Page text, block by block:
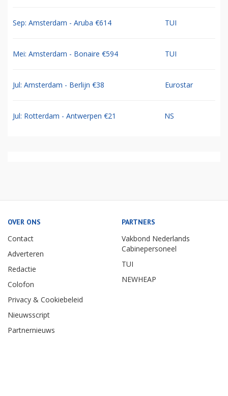
Sep: Amsterdam - Aruba €614 TUI
Mei: Amsterdam - Bonaire €594 TUI
Jul: Amsterdam - Berlijn €38 Eurostar
Jul: Rotterdam - Antwerpen €21 NS
OVER ONS
Contact
Adverteren
Redactie
Colofon
Privacy & Cookiebeleid
Nieuwsscript
Partnernieuws
PARTNERS
Vakbond Nederlands
Cabinepersoneel
TUI
NEWHEAP